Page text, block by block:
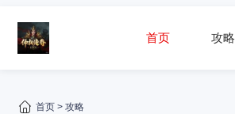
首页 攻略
首页 > 攻略